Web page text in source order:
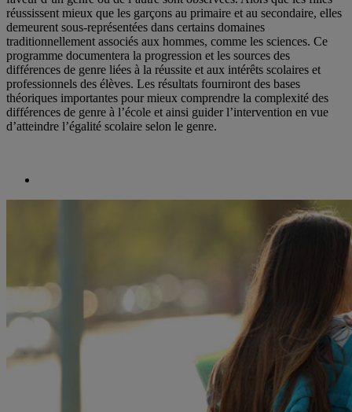
réussissent mieux que les garçons au primaire et au secondaire, elles
demeurent sous-représentées dans certains domaines
traditionnellement associés aux hommes, comme les sciences. Ce
programme documentera la progression et les sources des
différences de genre liées à la réussite et aux intérêts scolaires et
professionnels des élèves. Les résultats fourniront des bases
théoriques importantes pour mieux comprendre la complexité des
différences de genre à l’école et ainsi guider l’intervention en vue
d’atteindre l’égalité scolaire selon le genre.